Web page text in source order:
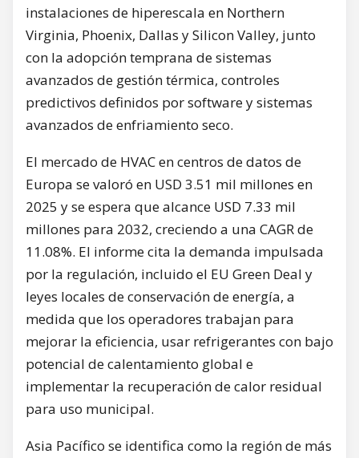
instalaciones de hiperescala en Northern
Virginia, Phoenix, Dallas y Silicon Valley, junto
con la adopción temprana de sistemas
avanzados de gestión térmica, controles
predictivos definidos por software y sistemas
avanzados de enfriamiento seco.
El mercado de HVAC en centros de datos de
Europa se valoró en USD 3.51 mil millones en
2025 y se espera que alcance USD 7.33 mil
millones para 2032, creciendo a una CAGR de
11.08%. El informe cita la demanda impulsada
por la regulación, incluido el EU Green Deal y
leyes locales de conservación de energía, a
medida que los operadores trabajan para
mejorar la eficiencia, usar refrigerantes con bajo
potencial de calentamiento global e
implementar la recuperación de calor residual
para uso municipal.
Asia Pacífico se identifica como la región de más